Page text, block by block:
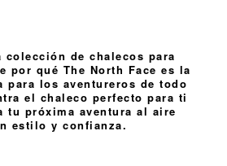
colección de chalecos para
por qué The North Face es la
para los aventureros de todo
el chaleco perfecto para ti
tu próxima aventura al aire
estilo y confianza.